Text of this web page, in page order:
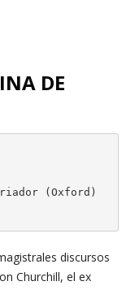
DE
(Oxford)
discursos
Churchill, el ex